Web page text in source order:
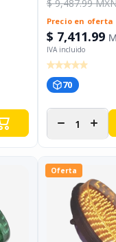
$ 9,487.99
Precio en oferta
$ 7,411.99
70
cantidad
para
Oferta